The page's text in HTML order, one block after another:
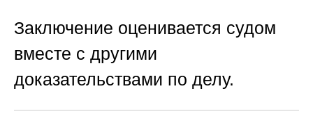
Заключение оценивается судом
вместе с другими
доказательствами по делу.